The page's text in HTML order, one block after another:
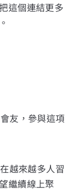
這個連結更多
友，參與這項
越來越多人習
繼續線上聚